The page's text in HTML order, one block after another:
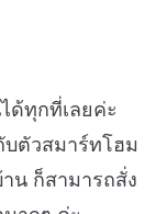
ด้ทุกที่เลยค่ะ
บตัวสมาร์ทโฮม
น ก็สามารถสั่ง